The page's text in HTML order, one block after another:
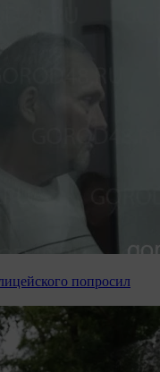
попросил